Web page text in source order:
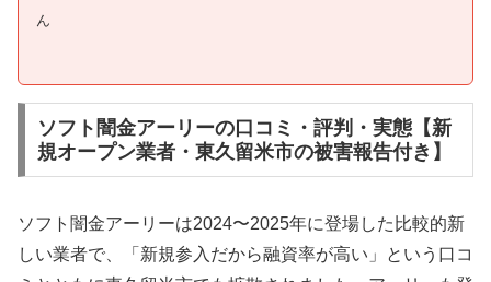
ん
ソフト闇金アーリーの口コミ・評判・実態【新
規オープン業者・東久留米市の被害報告付き】
ソフト闇金アーリーは2024〜2025年に登場した比較的新
しい業者で、「新規参入だから融資率が高い」という口コ